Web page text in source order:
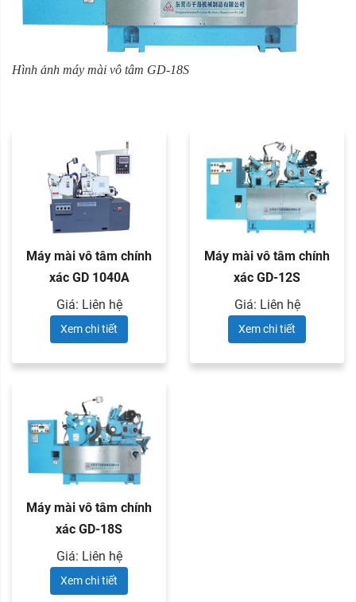
Hình ảnh máy mài vô tâm GD-18S
Máy mài vô tâm chính
xác GD 1040A
Giá: Liên hệ
Xem chi tiết
Máy mài vô tâm chính
xác GD-12S
Giá: Liên hệ
Xem chi tiết
Máy mài vô tâm chính
xác GD-18S
Giá: Liên hệ
Xem chi tiết